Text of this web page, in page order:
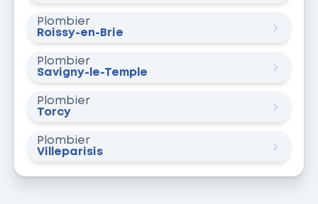
Plombier
Roissy-en-Brie
Plombier
Savigny-le-Temple
Plombier
Torcy
Plombier
Villeparisis